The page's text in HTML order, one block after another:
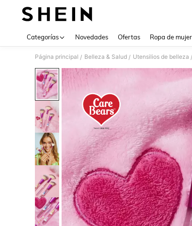
Categorías Novedades Ofertas Ropa de mujer
Página principal / Belleza & Salud / Utensilios de belleza /